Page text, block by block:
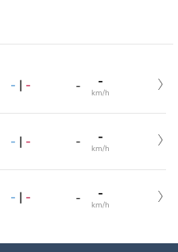
- | - - -
km/h
- | - - -
km/h
- | - - -
km/h